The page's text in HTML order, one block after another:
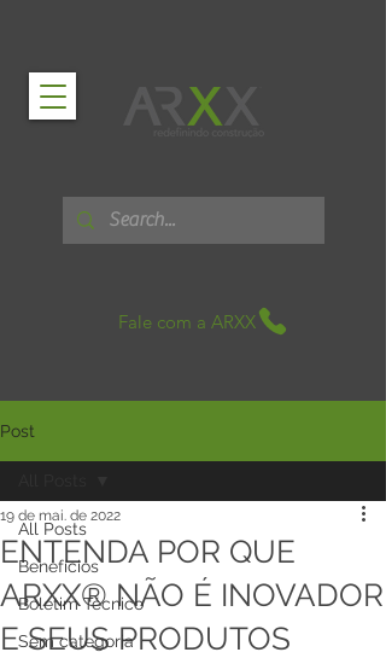
Fale com a ARXX
Post
All Posts
Benefícios
Boletim Técnico
Sem categoria
ENTENDA POR QUE
ARXX® NÃO É INOVADOR
E SEUS PRODUTOS
19 de mai. de 2022